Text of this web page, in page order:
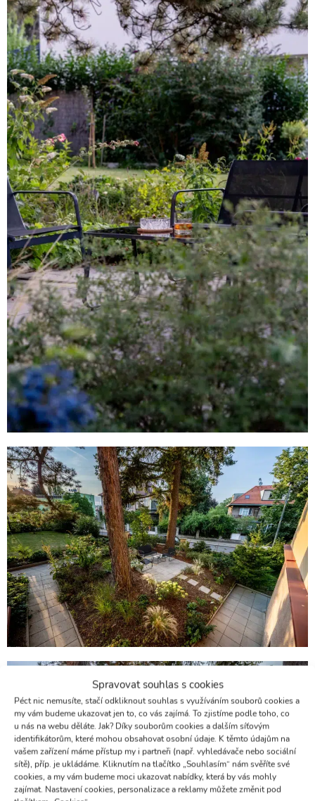
Spravovat souhlas s cookies
Péct nic nemusíte, stačí odkliknout souhlas s využíváním souborů cookies a
my vám budeme ukazovat jen to, co vás zajímá. To zjistíme podle toho, co
u nás na webu děláte. Jak? Díky souborům cookies a dalším síťovým
identifikátorům, které mohou obsahovat osobní údaje. K těmto údajům na
vašem zařízení máme přístup my i partneři (např. vyhledávače nebo sociální
sítě), příp. je ukládáme. Kliknutím na tlačítko „Souhlasím“ nám svěříte své
cookies, a my vám budeme moci ukazovat nabídky, která by vás mohly
zajímat. Nastavení cookies, personalizace a reklamy můžete změnit pod